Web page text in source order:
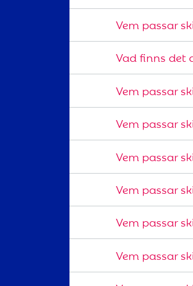
Vem passar
Vad finns det
Vem passar
Vem passar
Vem passar
Vem passar
Vem passar
Vem passar